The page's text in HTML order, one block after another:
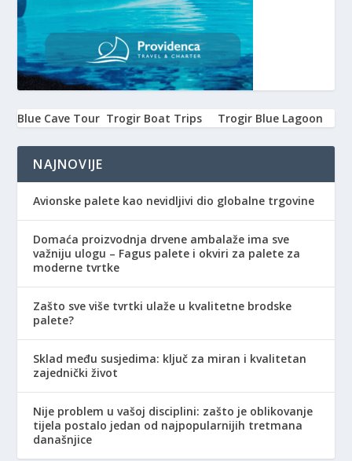
Blue Cave Tour Trogir Boat Trips Trogir Blue Lagoon
NAJNOVIJE
Avionske palete kao nevidljivi dio globalne trgovine
Domaća proizvodnja drvene ambalaže ima sve
važniju ulogu – Fagus palete i okviri za palete za
moderne tvrtke
Zašto sve više tvrtki ulaže u kvalitetne brodske
palete?
Sklad među susjedima: ključ za miran i kvalitetan
zajednički život
Nije problem u vašoj disciplini: zašto je oblikovanje
tijela postalo jedan od najpopularnijih tretmana
današnjice